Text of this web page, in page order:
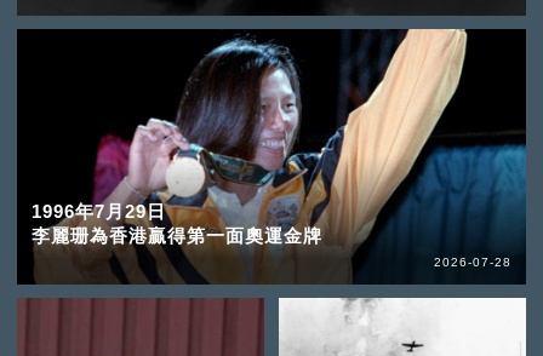
1996年7月29日
李麗珊為香港贏得第一面奧運金牌
2026-07-28